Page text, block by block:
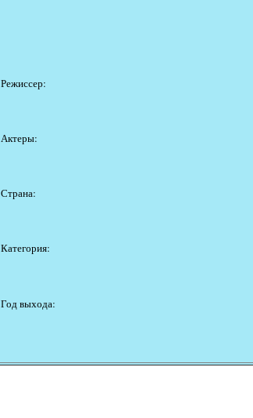
Режиссер:
Актеры:
Страна:
Категория:
Год выхода: